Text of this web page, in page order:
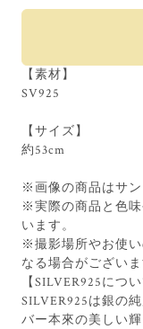
【素材】
SV925
【サイズ】
約53cm
※画像の商品はサン
※実際の商品と色
います。
※撮影場所やお使
なる場合がございま
【SILVER925につい
SILVER925は銀の
バー本來の美しい